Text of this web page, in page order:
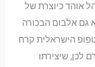
אוהד כיוצרת של
גם אלבום הבכורה
הישראלית קרח
שיצירתו